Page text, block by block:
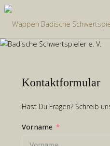
Zum
springen
Kontaktformular
Hast Du Fragen? Schreib
Vorname